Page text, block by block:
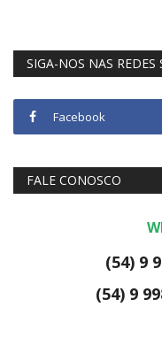
SIGA-NOS NAS REDES
Facebook
FALE CONOSCO
(54) 9
(54) 9